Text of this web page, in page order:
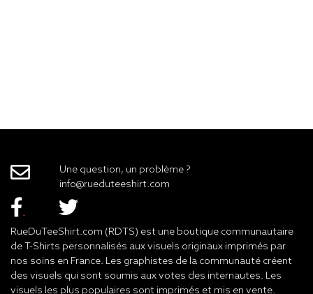
Une question, un problème ?
info@rueduteeshirt.com
RueDuTeeShirt.com (RDTS) est une boutique communautaire
de T-Shirts personnalisés aux visuels originaux imprimés par
nos soins en France. Les graphistes de la communauté créent
des visuels qui sont soumis aux votes des internautes. Les
visuels les plus populaires sont imprimés et mis en vente.